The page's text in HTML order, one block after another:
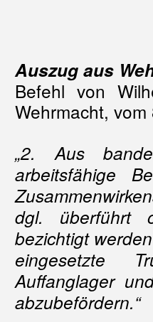
Auszug aus
Befehl von
Wehrmacht,
„2. Aus
arbeitsfähige
dgl. überführt
bezichtigt
eingesetzte
Auffanglager
abzubefördern.“